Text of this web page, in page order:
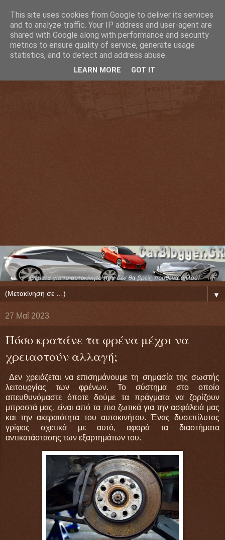
▼
27 Μαΐ 2023
Πόσο κρατάνε τα φρένα μέχρι να
χρειαστούν αλλαγή;
Δεν χρειάζεται να επισημάνουμε τη σημασία της σωστής
λειτουργίας των φρένων. Το σύστημα στο οποίο
απευθυνόμαστε όποτε δούμε τα πράγματα να ζορίζουν
μπροστά μας, είναι από τα πιο ζωτικά για την ασφάλειά μας
και την ακεραιότητα του αυτοκινήτου. Ένας δυσεπίλυτος
γρίφος σχετικά με αυτό, αφορά τα διαστήματα
αντικατάστασης των εξαρτημάτων του.
This site uses cookies from Google to deliver its services
and to analyze traffic. Your IP address and user-agent are
shared with Google along with performance and security
metrics to ensure quality of service, generate usage
statistics, and to detect and address abuse.
LEARN MORE GOT IT